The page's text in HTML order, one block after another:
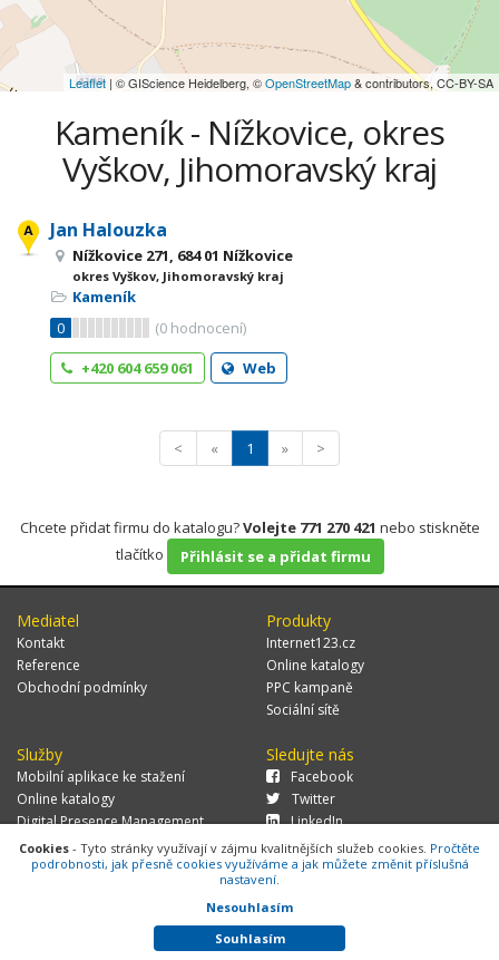
Leaflet | © GIScience Heidelberg, ©OpenStreetMap& contributors, CC-BY-SA
Kameník - Nížkovice, okres
Vyškov, Jihomoravský kraj
Jan Halouzka
Nížkovice 271, 684 01 Nížkovice
okres Vyškov, Jihomoravský kraj
Kameník
0
(0 hodnocení)
+420 604 659 061
Web
< « 1 » >
Chcete přidat firmu do katalogu?Volejte 771 270 421 nebo stiskněte
tlačítko
Přihlásit se a přidat firmu
Mediatel
Kontakt
Reference
Obchodní podmínky
Produkty
Internet123.cz
Online katalogy
PPC kampaně
Sociální sítě
Služby
Mobilní aplikace ke stažení
Online katalogy
Digital Presence Management
Více zákazníků
Sledujte nás
Facebook
Twitter
LinkedIn
© 2026 MEDIATEL CZ, s.r.o.,Za Potokem 46/4, 106 00 Praha 10, tel.:
+420 771 270 421, verze 1.29.0.143,
Cookies
Cookies - Tyto stránky využívají v zájmu kvalitnějších služeb cookies. Pročtěte
podrobnosti, jak přesně cookies využíváme a jak můžete změnit příslušná
nastavení.
Nesouhlasím
Souhlasím